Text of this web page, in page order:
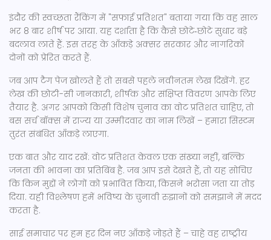
इंदौर की स्वच्छता रैंकिंग में "सफाई प्रतिशत" बताया गया कि वह साल
भर 8 बार शीर्ष पर आया. यह दर्शाता है कि कैसे छोटे‑छोटे सुधार बड़े
बदलाव लाते हैं. इस तरह के आँकड़े अक्सर सरकार और नागरिकों
दोनों को प्रेरित करते हैं.
जब आप टैग पेज खोलते हैं तो सबसे पहले नवीनतम लेख दिखेंगे. हर
लेख की छोटी-सी जानकारी, शीर्षक और संक्षिप्त विवरण आपके लिए
तैयार है. अगर आपको किसी विशेष चुनाव का वोट प्रतिशत चाहिए, तो
बस सर्च बॉक्स में राज्य या उम्मीदवार का नाम लिखें – हमारा सिस्टम
तुरंत संबंधित आँकड़े लाएगा.
एक बात और याद रखें: वोट प्रतिशत केवल एक संख्या नहीं, बल्कि
जनता की भावना का प्रतिबिंब है. जब आप इसे देखते हैं, तो यह सोचिए
कि किन मुद्दों ने लोगों को प्रभावित किया, किसने भरोसा जता या तोड़
दिया. यही विश्लेषण हमें भविष्य के चुनावी रुझानों को समझाने में मदद
करता है.
साई समाचार पर हम हर दिन नए आँकड़े जोड़ते हैं – चाहे वह राष्ट्रीय